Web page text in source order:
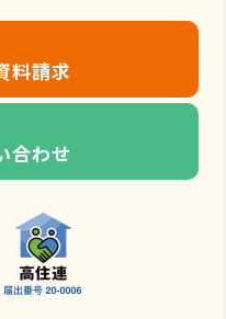
料請求
合わせ